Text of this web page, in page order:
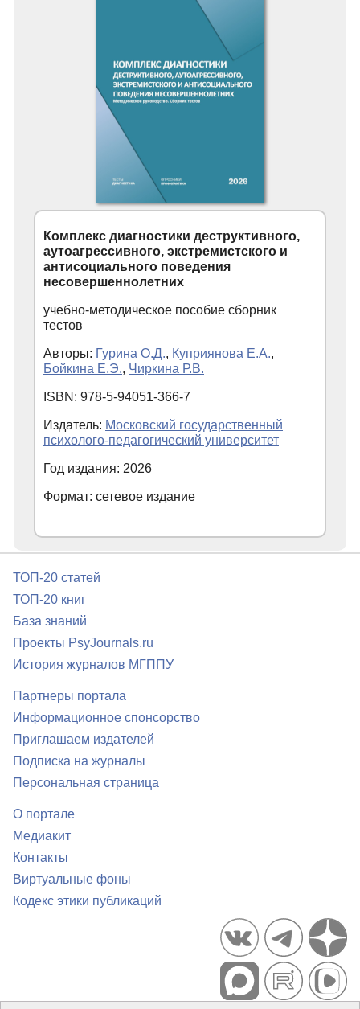
Комплекс диагностики деструктивного,
аутоагрессивного, экстремистского и
антисоциального поведения
несовершеннолетних
учебно-методическое пособие сборник
тестов
Авторы: Гурина О.Д., Куприянова Е.А.,
Бойкина Е.Э., Чиркина Р.В.
ISBN: 978-5-94051-366-7
Издатель: Московский государственный
психолого-педагогический университет
Год издания: 2026
Формат: сетевое издание
ТОП-20 статей
ТОП-20 книг
База знаний
Проекты PsyJournals.ru
История журналов МГППУ
Партнеры портала
Информационное спонсорство
Приглашаем издателей
Подписка на журналы
Персональная страница
О портале
Медиакит
Контакты
Виртуальные фоны
Кодекс этики публикаций